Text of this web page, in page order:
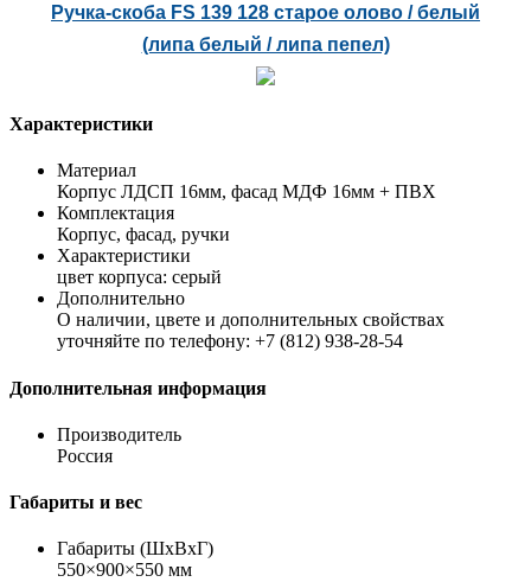
Ручка-скоба FS 139 128 старое олово / белый
(липа белый / липа пепел)
Характеристики
Материал
Корпус ЛДСП 16мм, фасад МДФ 16мм + ПВХ
Комплектация
Корпус, фасад, ручки
Характеристики
цвет корпуса: серый
Дополнительно
О наличии, цвете и дополнительных свойствах
уточняйте по телефону: +7 (812) 938-28-54
Дополнительная информация
Производитель
Россия
Габариты и вес
Габариты (ШхВхГ)
550×900×550 мм